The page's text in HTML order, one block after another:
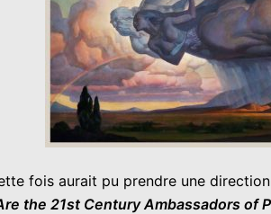
fois aurait pu prendre une
the 21st Century Ambassadors of